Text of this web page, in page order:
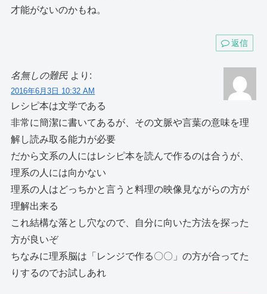
才能がないのかもね。
返信
名無しの難民 より:
2016年6月3日 10:32 AM
レシピ本は文学である
非常に簡潔に書いてあるが、その文脈や言葉の意味を理
解し読み取る能力が必要
だから文系の人にはレシピ本を読んで作るのは合うが、
理系の人には向かない
理系の人はどっちかと言うと料理の映像見ながらの方が
理解出来る
これ結構な落とし穴なので、自分に向いた方法を探った
方が良いぞ
ちなみに理系脳は「レンジで作る〇〇」の方が合ってた
りするのでお試しあれ